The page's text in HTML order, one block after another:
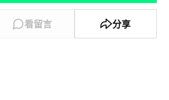
看留言 分享